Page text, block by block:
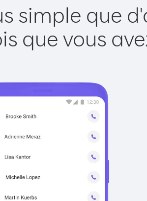
simple que
que vous